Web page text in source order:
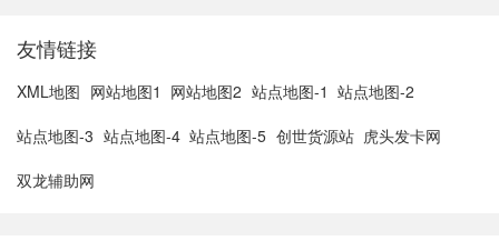
友情链接
XML地图 网站地图1 网站地图2 站点地图-1 站点地图-2
站点地图-3 站点地图-4 站点地图-5 创世货源站 虎头发卡网
双龙辅助网